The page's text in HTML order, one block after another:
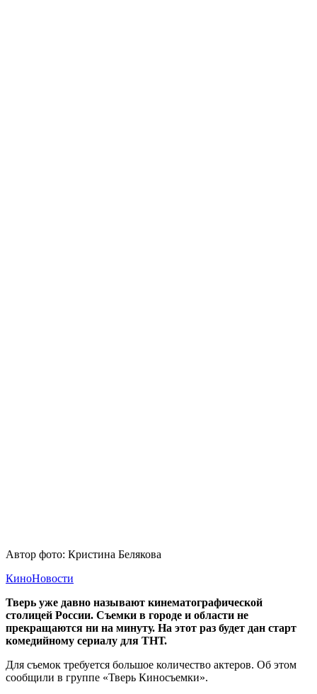
Автор фото: Кристина Белякова
КиноНовости
Тверь уже давно называют кинематографической
столицей России. Съемки в городе и области не
прекращаются ни на минуту. На этот раз будет дан старт
комедийному сериалу для ТНТ.
Для съемок требуется большое количество актеров. Об этом
сообщили в группе «Тверь Киносъемки».